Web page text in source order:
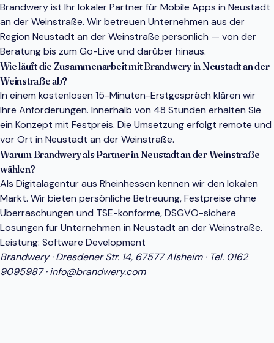
Brandwery ist Ihr lokaler Partner für Mobile Apps in Neustadt
an der Weinstraße. Wir betreuen Unternehmen aus der
Region Neustadt an der Weinstraße persönlich — von der
Beratung bis zum Go-Live und darüber hinaus.
Wie läuft die Zusammenarbeit mit Brandwery in Neustadt an der
Weinstraße ab?
In einem kostenlosen 15-Minuten-Erstgespräch klären wir
Ihre Anforderungen. Innerhalb von 48 Stunden erhalten Sie
ein Konzept mit Festpreis. Die Umsetzung erfolgt remote und
vor Ort in Neustadt an der Weinstraße.
Warum Brandwery als Partner in Neustadt an der Weinstraße
wählen?
Als Digitalagentur aus Rheinhessen kennen wir den lokalen
Markt. Wir bieten persönliche Betreuung, Festpreise ohne
Überraschungen und TSE-konforme, DSGVO-sichere
Lösungen für Unternehmen in Neustadt an der Weinstraße.
Leistung: Software Development
Brandwery · Dresdener Str. 14, 67577 Alsheim · Tel. 0162
9095987·info@brandwery.com